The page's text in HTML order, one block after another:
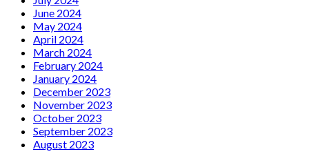
June 2024
May 2024
April 2024
March 2024
February 2024
January 2024
December 2023
November 2023
October 2023
September 2023
August 2023